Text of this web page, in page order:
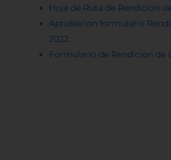
Hoja de Ruta de Rendición
Aprobación formulario
2022
Formulario de Rendición de